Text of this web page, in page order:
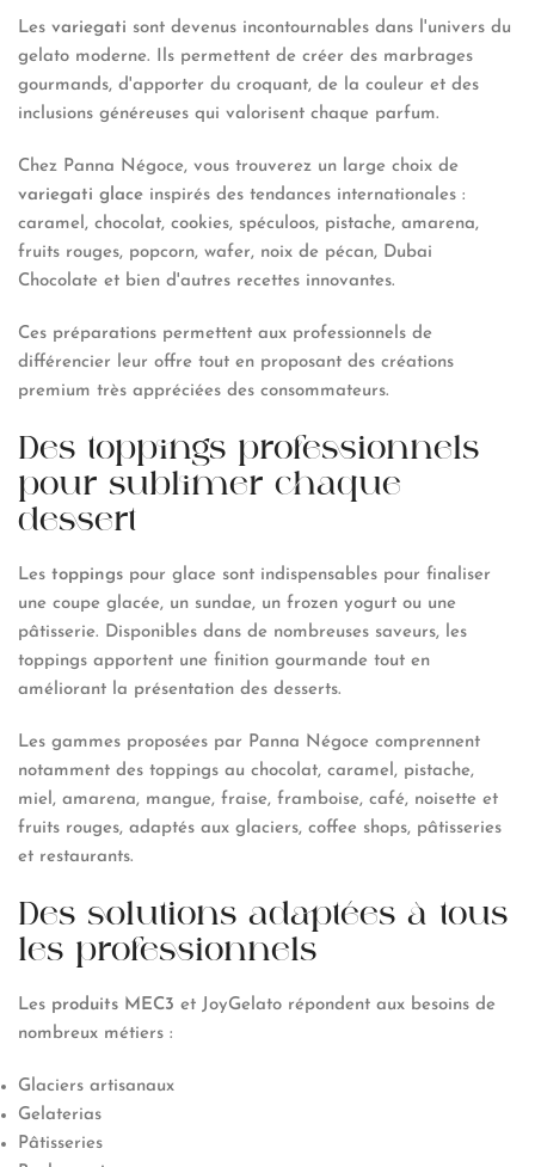
Les variegati sont devenus incontournables dans l'univers du
gelato moderne. Ils permettent de créer des marbrages
gourmands, d'apporter du croquant, de la couleur et des
inclusions généreuses qui valorisent chaque parfum.
Chez Panna Négoce, vous trouverez un large choix de
variegati glace inspirés des tendances internationales :
caramel, chocolat, cookies, spéculoos, pistache, amarena,
fruits rouges, popcorn, wafer, noix de pécan, Dubai
Chocolate et bien d'autres recettes innovantes.
Ces préparations permettent aux professionnels de
différencier leur offre tout en proposant des créations
premium très appréciées des consommateurs.
Des toppings professionnels
pour sublimer chaque
dessert
Les toppings pour glace sont indispensables pour finaliser
une coupe glacée, un sundae, un frozen yogurt ou une
pâtisserie. Disponibles dans de nombreuses saveurs, les
toppings apportent une finition gourmande tout en
améliorant la présentation des desserts.
Les gammes proposées par Panna Négoce comprennent
notamment des toppings au chocolat, caramel, pistache,
miel, amarena, mangue, fraise, framboise, café, noisette et
fruits rouges, adaptés aux glaciers, coffee shops, pâtisseries
et restaurants.
Des solutions adaptées à tous
les professionnels
Les produits MEC3 et JoyGelato répondent aux besoins de
nombreux métiers :
Glaciers artisanaux
Gelaterias
Pâtisseries